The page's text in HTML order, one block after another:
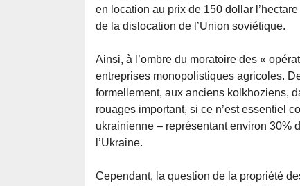
en location au prix de 150 dollar
de la dislocation de l’Union soviétique.
Ainsi, à l’ombre du moratoire des «
entreprises monopolistiques agricoles.
formellement, aux anciens kolkhoziens,
rouages important, si ce n’est essentiel
ukrainienne – représentant environ 30%
l’Ukraine.
Cependant, la question de la propriété